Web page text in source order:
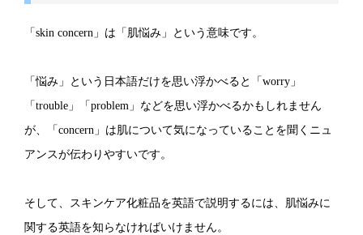
「skin concern」は「肌悩み」という意味です。
「悩み」という日本語だけを思い浮かべると「worry」
「trouble」「problem」などを思い浮かべるかもしれません
が、「concern」は肌について気になっていることを聞くニュ
アンスが伝わりやすいです。
そして、スキンケア化粧品を英語で説明するには、肌悩みに
関する英語を知らなければいけません。